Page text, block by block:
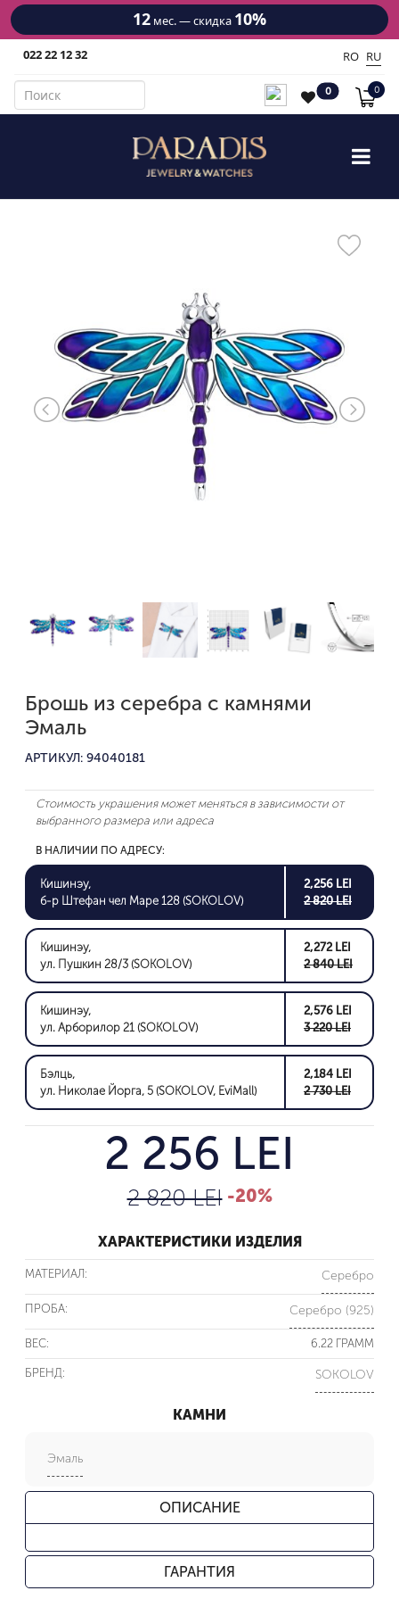
12 мес. — скидка 10%
022 22 12 32 RO RU
0 0
Брошь из серебра с камнями
Эмаль
АРТИКУЛ: 94040181
Стоимость украшения может меняться в зависимости от
выбранного размера или адреса
В НАЛИЧИИ ПО АДРЕСУ:
Кишинэу,
б-р Штефан чел Маре 128 (SOKOLOV)
2,256 LEI
2 820 LEI
Кишинэу,
ул. Пушкин 28/3 (SOKOLOV)
2,272 LEI
2 840 LEI
Кишинэу,
ул. Арборилор 21 (SOKOLOV)
2,576 LEI
3 220 LEI
Бэлць,
ул. Николае Йорга, 5 (SOKOLOV, EviMall)
2,184 LEI
2 730 LEI
2 256 LEI
2 820 LEI -20%
ХАРАКТЕРИСТИКИ ИЗДЕЛИЯ
МАТЕРИАЛ: Серебро
ПРОБА: Серебро (925)
ВЕС: 6.22 ГРАММ
БРЕНД: SOKOLOV
КАМНИ
Эмаль
ОПИСАНИЕ
ГАРАНТИЯ